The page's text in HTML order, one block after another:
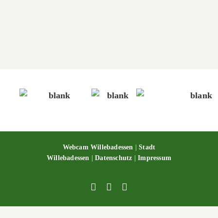
Webcam Willebadessen |Stadt
Willebadessen |Datenschutz |Impressum
Facebook